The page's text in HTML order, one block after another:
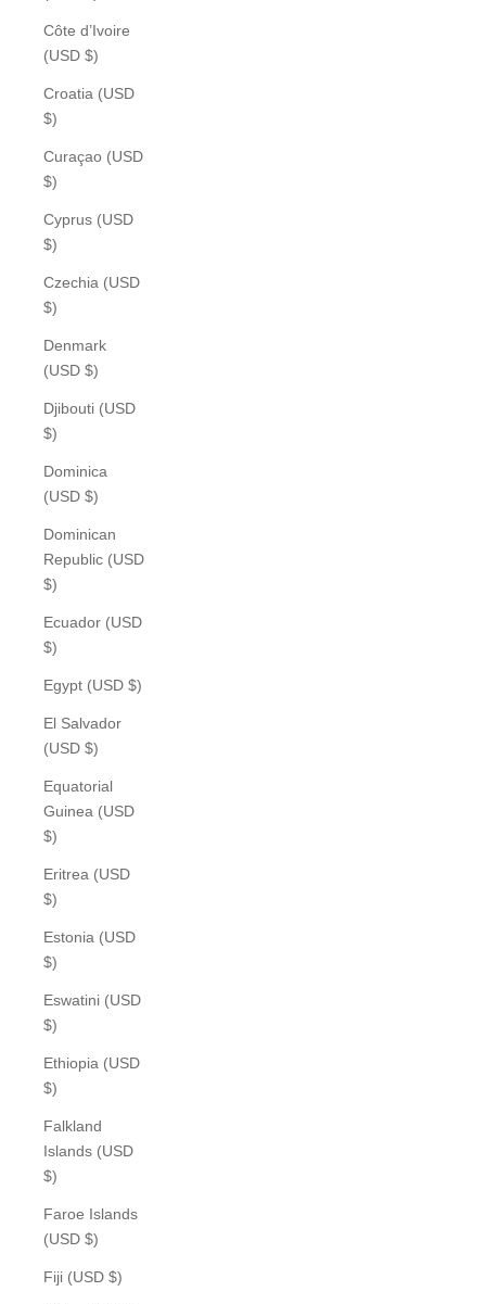
Côte d’Ivoire
(USD $)
Croatia (USD
$)
Curaçao (USD
$)
Cyprus (USD
$)
Czechia (USD
$)
Denmark
(USD $)
Djibouti (USD
$)
Dominica
(USD $)
Dominican
Republic (USD
$)
Ecuador (USD
$)
Egypt (USD $)
El Salvador
(USD $)
Equatorial
Guinea (USD
$)
Eritrea (USD
$)
Estonia (USD
$)
Eswatini (USD
$)
Ethiopia (USD
$)
Falkland
Islands (USD
$)
Faroe Islands
(USD $)
Fiji (USD $)